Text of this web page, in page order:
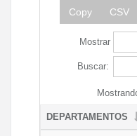
Copy CSV
Mostrar
Buscar:
DEPARTAMENTOS